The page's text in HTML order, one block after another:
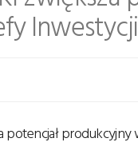
Inwestycji
potencjał